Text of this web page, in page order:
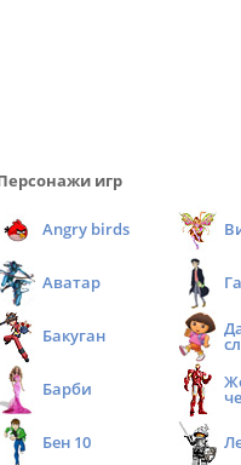
игр
Angry birds
Аватар
Бакуган
Барби
Бен 10